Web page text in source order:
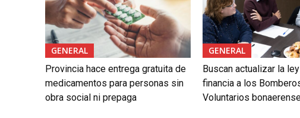
GENERAL
Provincia hace entrega gratuita de
medicamentos para personas sin
obra social ni prepaga
GENERAL
Buscan actualizar la
financia a los
Voluntarios